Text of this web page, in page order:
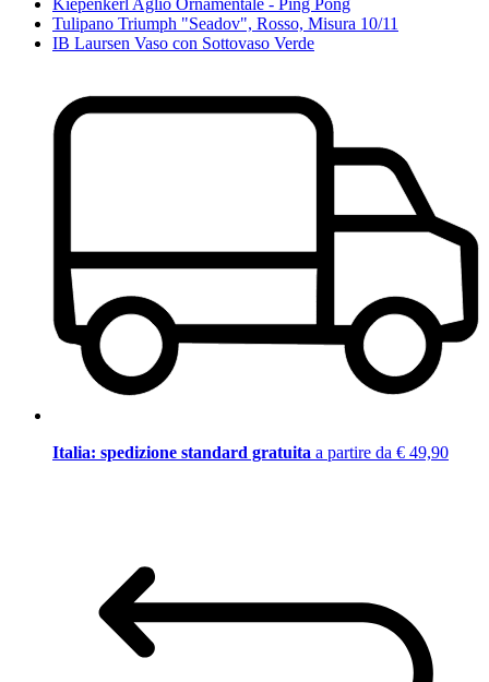
Tulipano Triumph "Seadov", Rosso, Misura 10/11
IB Laursen Vaso con Sottovaso Verde
Italia: spedizione standard gratuita a partire da € 49,90